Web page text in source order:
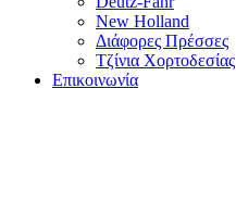
New Holland
Διάφορες Πρέσσες
Τζίνια Χορτοδεσίας
Επικοινωνία